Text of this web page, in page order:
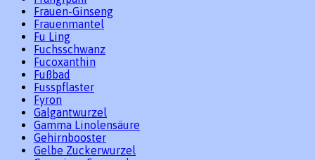
Frauen-Ginseng
Frauenmantel
Fu Ling
Fuchsschwanz
Fucoxanthin
Fußbad
Fusspflaster
Fyron
Galgantwurzel
Gamma Linolensäure
Gehirnbooster
Gelbe Zuckerwurzel